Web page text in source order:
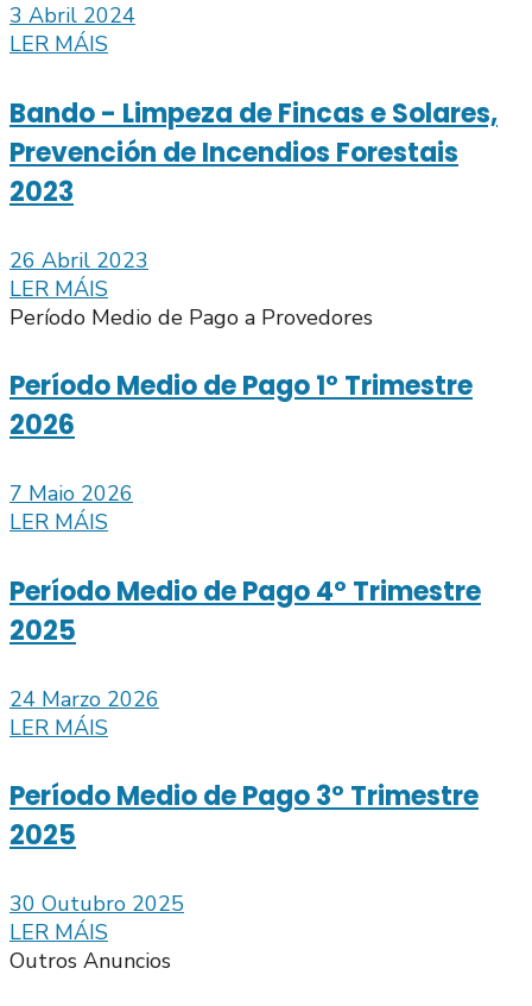
3 Abril 2024
LER MÁIS
Bando - Limpeza de Fincas e Solares,
Prevención de Incendios Forestais
2023
26 Abril 2023
LER MÁIS
Período Medio de Pago a Provedores
Período Medio de Pago 1º Trimestre
2026
7 Maio 2026
LER MÁIS
Período Medio de Pago 4º Trimestre
2025
24 Marzo 2026
LER MÁIS
Período Medio de Pago 3º Trimestre
2025
30 Outubro 2025
LER MÁIS
Outros Anuncios